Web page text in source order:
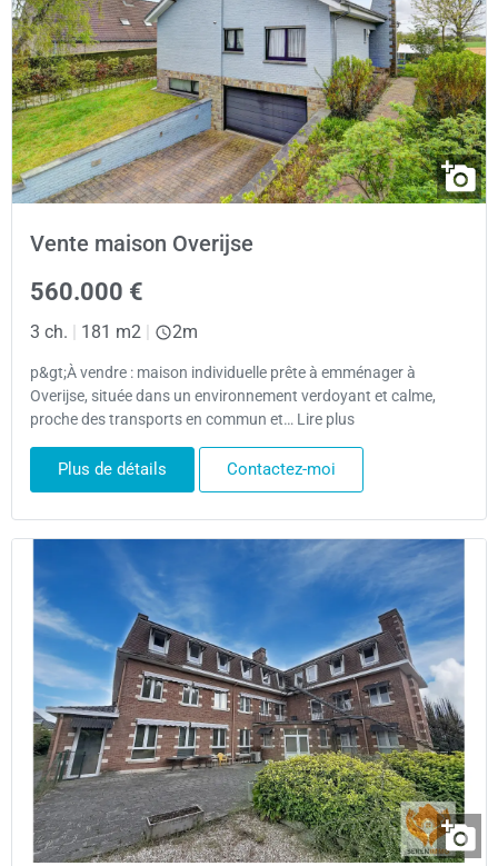
Vente maison Overijse
560.000 €
3 ch. | 181 m2 | 2m
p&gt;À vendre : maison individuelle prête à emménager à
Overijse, située dans un environnement verdoyant et calme,
proche des transports en commun et… Lire plus
Plus de détails Contactez-moi